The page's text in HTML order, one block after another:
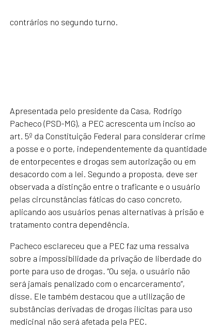
contrários no segundo turno.
Apresentada pelo presidente da Casa, Rodrigo
Pacheco (PSD-MG), a PEC acrescenta um inciso ao
art. 5º da Constituição Federal para considerar crime
a posse e o porte, independentemente da quantidade
de entorpecentes e drogas sem autorização ou em
desacordo com a lei. Segundo a proposta, deve ser
observada a distinção entre o traficante e o usuário
pelas circunstâncias fáticas do caso concreto,
aplicando aos usuários penas alternativas à prisão e
tratamento contra dependência.
Pacheco esclareceu que a PEC faz uma ressalva
sobre a impossibilidade da privação de liberdade do
porte para uso de drogas. “Ou seja, o usuário não
será jamais penalizado com o encarceramento”,
disse. Ele também destacou que a utilização de
substâncias derivadas de drogas ilícitas para uso
medicinal não será afetada pela PEC.